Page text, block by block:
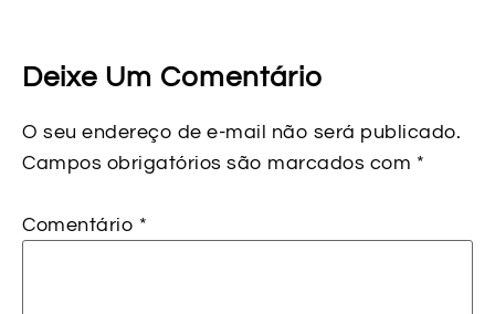
Deixe Um Comentário
O seu endereço de e-mail não será publicado.
Campos obrigatórios são marcados com *
Comentário *